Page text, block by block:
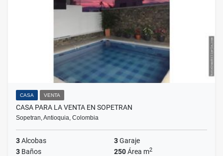
CASA VENTA
CASA PARA LA VENTA EN SOPETRAN
Sopetran, Antioquia, Colombia
3Alcobas 3Garaje
3 Baños 250Área m2